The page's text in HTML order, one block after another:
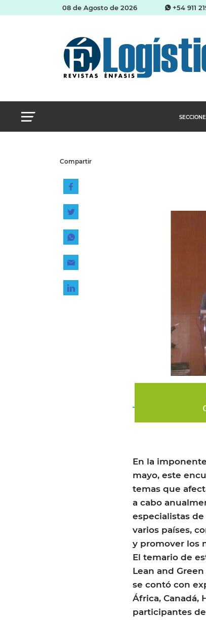
08 de Agosto de 2026 +54 911
Compartir
En la
mayo, este
temas que
a cabo
especialistas
varios países,
y promover los
El temario de
Lean and
se contó con
África, Canadá,
participantes